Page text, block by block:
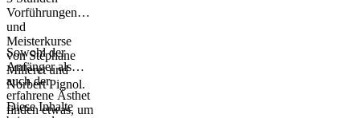
Vorführungen
und
Meisterkurse
von Stéphane
Milleret und
Norbert Pignol.
Sowohl der
Anfänger als
auch der
erfahrene Ästhet
finden etwas, um
Diese Inhalte